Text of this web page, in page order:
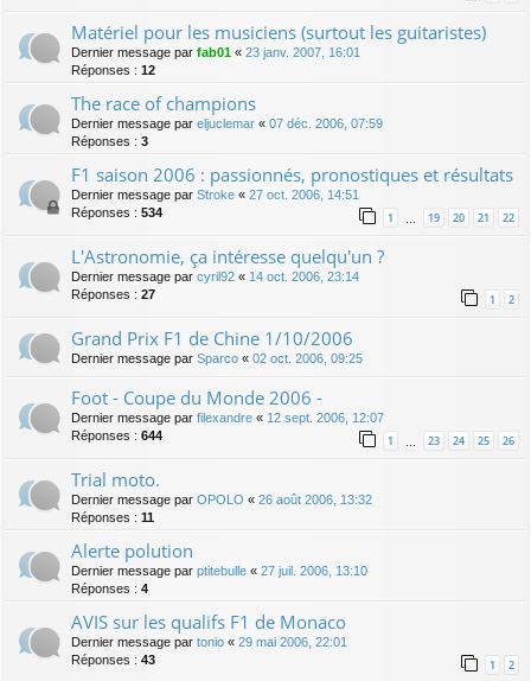
Matériel pour les musiciens (surtout les guitaristes)
Dernier message par fab01 « 23 janv. 2007, 16:01
Réponses : 12
The race of champions
Dernier message par eljuclemar « 07 déc. 2006, 07:59
Réponses : 3
F1 saison 2006 : passionnés, pronostiques et résultats
Dernier message par Stroke « 27 oct. 2006, 14:51
Réponses : 534 1 19 20 21 22
L'Astronomie, ça intéresse quelqu'un ?
Dernier message par cyril92 « 14 oct. 2006, 23:14
Réponses : 27 1 2
Grand Prix F1 de Chine 1/10/2006
Dernier message par Sparco « 02 oct. 2006, 09:25
Foot - Coupe du Monde 2006 -
Dernier message par filexandre « 12 sept. 2006, 12:07
Réponses : 644 1 … 23 24 25 26
Trial moto.
Dernier message par OPOLO « 26 août 2006, 13:32
Réponses : 11
Alerte polution
Dernier message par ptitebulle « 27 juil. 2006, 13:10
Réponses : 4
AVIS sur les qualifs F1 de Monaco
Dernier message par tonio « 29 mai 2006, 22:01
Réponses : 43 1 2